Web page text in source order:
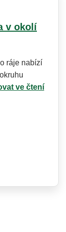
v okolí
ráje nabízí
ve čtení